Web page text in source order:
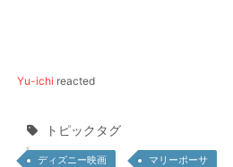
Yu-ichi reacted
トピックタグ
ディズニー映画 マリーポーサ